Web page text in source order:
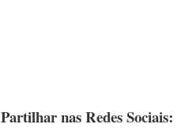
Partilhar nas Redes Sociais: